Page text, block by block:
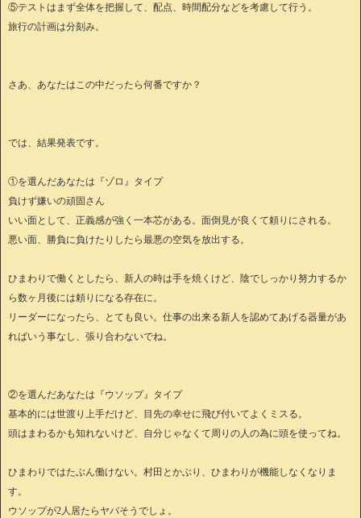
⑤テストはまず全体を把握して、配点、時間配分などを考慮して行う。
旅行の計画は分刻み。
さあ、あなたはこの中だったら何番ですか？
では、結果発表です。
①を選んだあなたは『ゾロ』タイプ
負けず嫌いの頑固さん
いい面として、正義感が強く一本芯がある。面倒見が良くて頼りにされる。
悪い面、勝負に負けたりしたら最悪の空気を放出する。
ひまわりで働くとしたら、新人の時は手を焼くけど、陰でしっかり努力するか
ら数ヶ月後には頼りになる存在に。
リーダーになったら、とても良い。仕事の出来る新人を認めてあげる器量があ
ればいう事なし、張り合わないでね。
②を選んだあなたは『ウソップ』タイプ
基本的には世渡り上手だけど、目先の幸せに飛び付いてよくミスる。
頭はまわるかも知れないけど、自分じゃなくて周りの人の為に頭を使ってね。
ひまわりではたぶん働けない。村田とかぶり、ひまわりが機能しなくなりま
す。
ウソップが2人居たらヤバそうでしょ。